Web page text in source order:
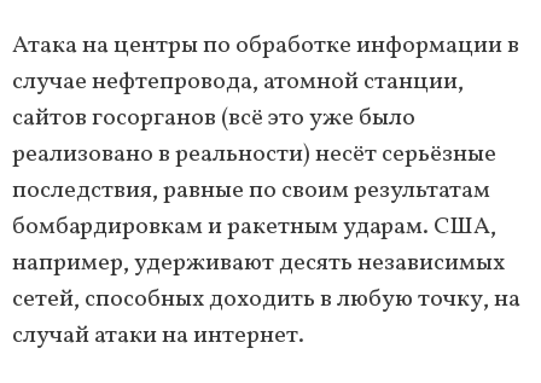
Атака на центры по обработке информации в
случае нефтепровода, атомной станции,
сайтов госорганов (всё это уже было
реализовано в реальности) несёт серьёзные
последствия, равные по своим результатам
бомбардировкам и ракетным ударам. США,
например, удерживают десять независимых
сетей, способных доходить в любую точку, на
случай атаки на интернет.